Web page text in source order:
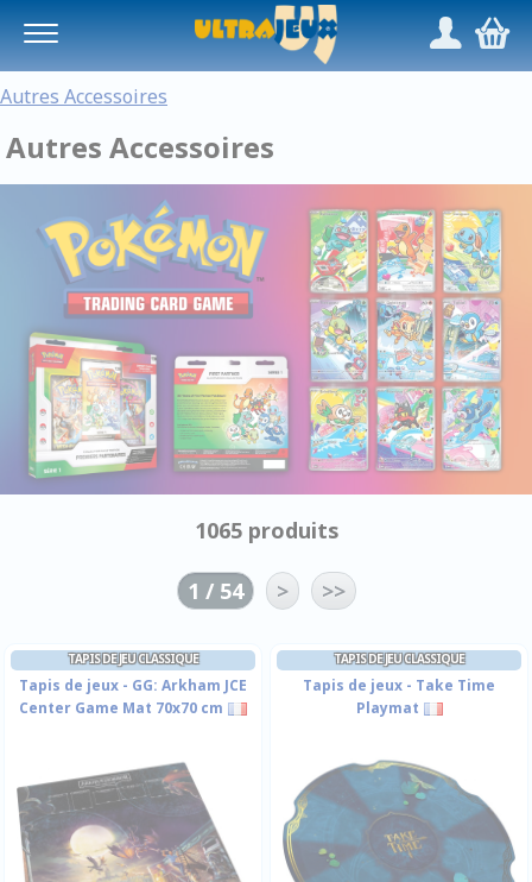
/,
Autres Accessoires
Autres Accessoires
1065 produits
1 / 54 > >>
TAPIS DE JEU CLASSIQUE
Tapis de jeux - GG: Arkham JCE
Center Game Mat 70x70 cm
TAPIS DE JEU CLASSIQUE
Tapis de jeux - Take Time
Playmat